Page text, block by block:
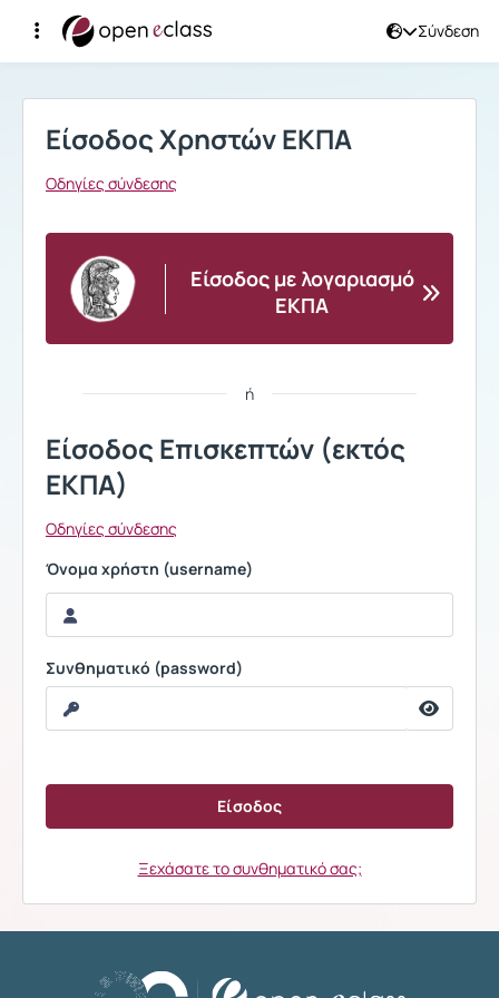
Σύνδεση
Σύνδεση
Είσοδος Χρηστών ΕΚΠΑ
Οδηγίες σύνδεσης
Είσοδος με λογαριασμό
ΕΚΠΑ
ή
Είσοδος Επισκεπτών (εκτός
ΕΚΠΑ)
Οδηγίες σύνδεσης
Όνομα χρήστη (username)
Συνθηματικό (password)
Ξεχάσατε το συνθηματικό σας;